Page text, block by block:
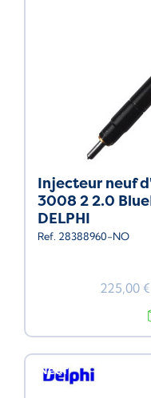
Injecteur neuf
3008 2 2.0
DELPHI
Ref. 28388960-NO
225,00 €
Neuf